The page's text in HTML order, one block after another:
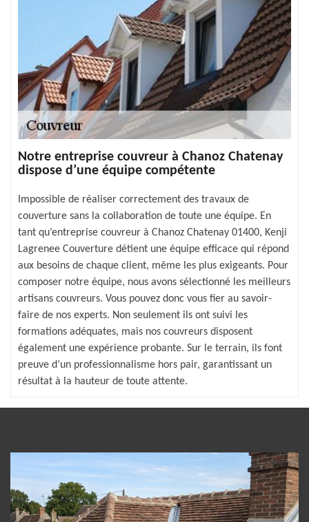
Notre entreprise couvreur à Chanoz Chatenay
dispose d’une équipe compétente
Impossible de réaliser correctement des travaux de
couverture sans la collaboration de toute une équipe. En
tant qu’entreprise couvreur à Chanoz Chatenay 01400, Kenji
Lagrenee Couverture détient une équipe efficace qui répond
aux besoins de chaque client, même les plus exigeants. Pour
composer notre équipe, nous avons sélectionné les meilleurs
artisans couvreurs. Vous pouvez donc vous fier au savoir-
faire de nos experts. Non seulement ils ont suivi les
formations adéquates, mais nos couvreurs disposent
également une expérience probante. Sur le terrain, ils font
preuve d’un professionnalisme hors pair, garantissant un
résultat à la hauteur de toute attente.